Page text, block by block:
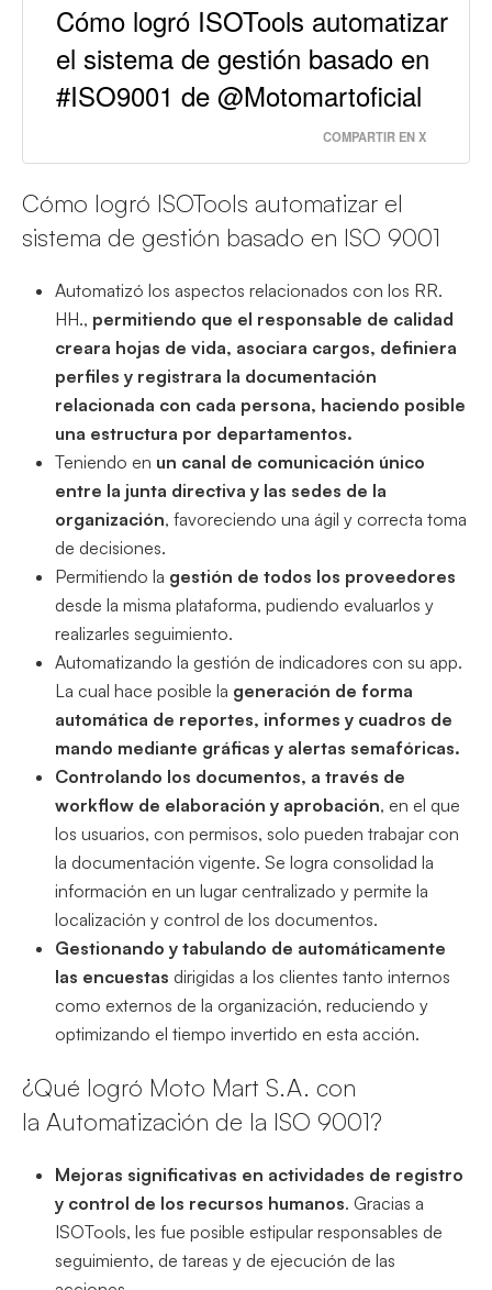
Cómo logró ISOTools automatizar
el sistema de gestión basado en
#ISO9001 de @Motomartoficial
COMPARTIR EN X
Cómo logró ISOTools automatizar el
sistema de gestión basado en ISO 9001
Automatizó los aspectos relacionados con los RR.
HH., permitiendo que el responsable de calidad
creara hojas de vida, asociara cargos, definiera
perfiles y registrara la documentación
relacionada con cada persona, haciendo posible
una estructura por departamentos.
Teniendo en un canal de comunicación único
entre la junta directiva y las sedes de la
organización, favoreciendo una ágil y correcta toma
de decisiones.
Permitiendo la gestión de todos los proveedores
desde la misma plataforma, pudiendo evaluarlos y
realizarles seguimiento.
Automatizando la gestión de indicadores con su app.
La cual hace posible la generación de forma
automática de reportes, informes y cuadros de
mando mediante gráficas y alertas semafóricas.
Controlando los documentos, a través de
workflow de elaboración y aprobación, en el que
los usuarios, con permisos, solo pueden trabajar con
la documentación vigente. Se logra consolidad la
información en un lugar centralizado y permite la
localización y control de los documentos.
Gestionando y tabulando de automáticamente
las encuestas dirigidas a los clientes tanto internos
como externos de la organización, reduciendo y
optimizando el tiempo invertido en esta acción.
¿Qué logró Moto Mart S.A. con
la Automatización de la ISO 9001?
Mejoras significativas en actividades de registro
y control de los recursos humanos. Gracias a
ISOTools, les fue posible estipular responsables de
seguimiento, de tareas y de ejecución de las